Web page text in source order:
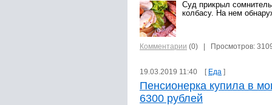
Суд прикрыл
колбасу. На нем
Комментарии (0) | Просмотров:
19.03.2019 11:40 [ Еда ]
Пенсионерка купила в
6300 рублей